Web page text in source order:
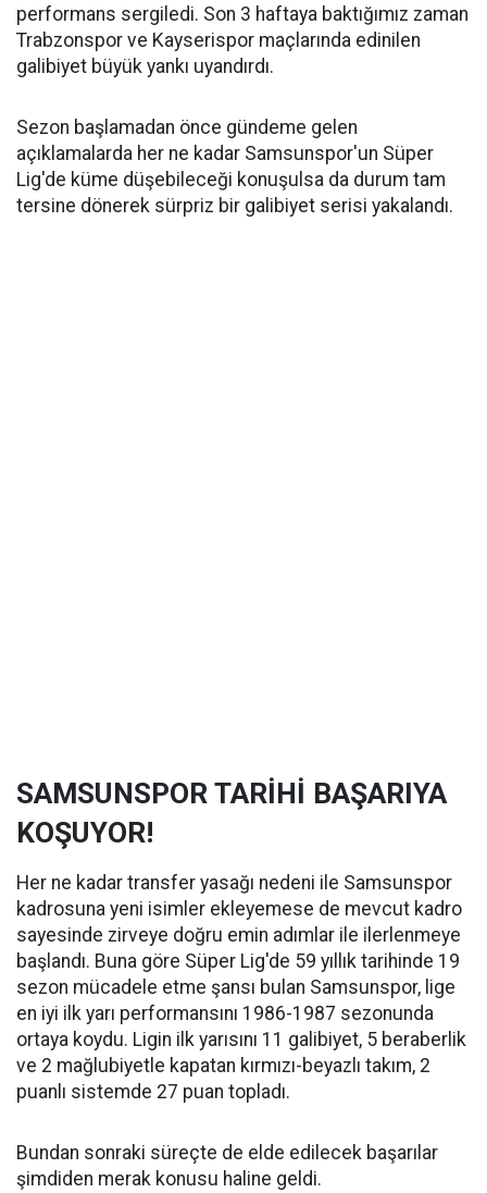
performans sergiledi. Son 3 haftaya baktığımız zaman
Trabzonspor ve Kayserispor maçlarında edinilen
galibiyet büyük yankı uyandırdı.
Sezon başlamadan önce gündeme gelen
açıklamalarda her ne kadar Samsunspor'un Süper
Lig'de küme düşebileceği konuşulsa da durum tam
tersine dönerek sürpriz bir galibiyet serisi yakalandı.
SAMSUNSPOR TARİHİ BAŞARIYA
KOŞUYOR!
Her ne kadar transfer yasağı nedeni ile Samsunspor
kadrosuna yeni isimler ekleyemese de mevcut kadro
sayesinde zirveye doğru emin adımlar ile ilerlenmeye
başlandı. Buna göre Süper Lig'de 59 yıllık tarihinde 19
sezon mücadele etme şansı bulan Samsunspor, lige
en iyi ilk yarı performansını 1986-1987 sezonunda
ortaya koydu. Ligin ilk yarısını 11 galibiyet, 5 beraberlik
ve 2 mağlubiyetle kapatan kırmızı-beyazlı takım, 2
puanlı sistemde 27 puan topladı.
Bundan sonraki süreçte de elde edilecek başarılar
şimdiden merak konusu haline geldi.